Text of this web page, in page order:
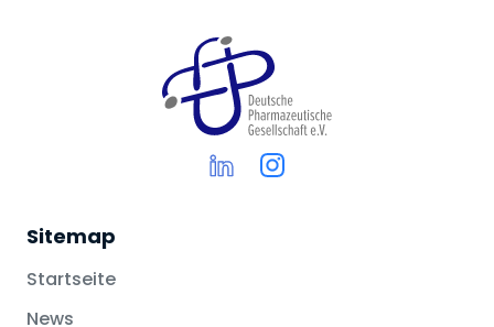
Sitemap
Startseite
News